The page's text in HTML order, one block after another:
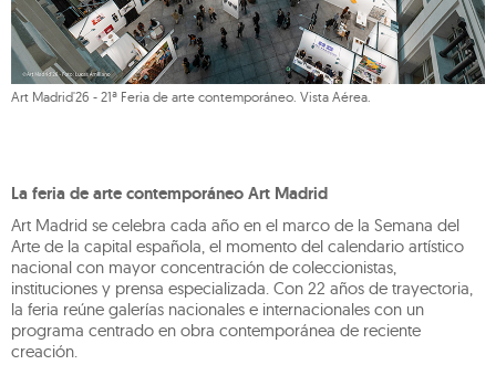
Art Madrid'26 - 21ª Feria de arte contemporáneo. Vista Aérea.
La feria de arte contemporáneo Art Madrid
Art Madrid se celebra cada año en el marco de la Semana del
Arte de la capital española, el momento del calendario artístico
nacional con mayor concentración de coleccionistas,
instituciones y prensa especializada. Con 22 años de trayectoria,
la feria reúne galerías nacionales e internacionales con un
programa centrado en obra contemporánea de reciente
creación.